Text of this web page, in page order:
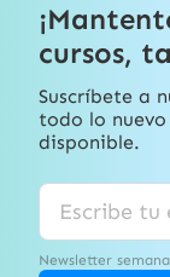
cursos,
Suscríbete a
todo lo nuevo
disponible.
Newsletter